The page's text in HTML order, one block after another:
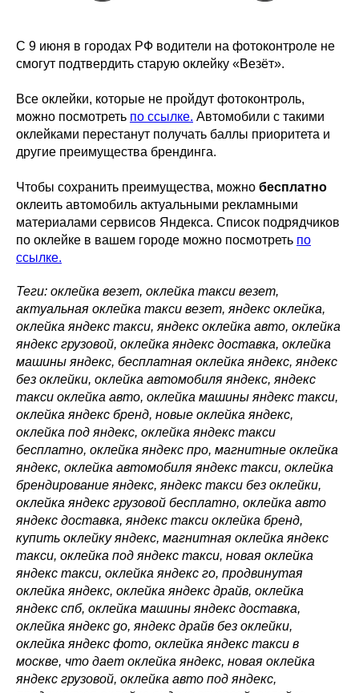
С 9 июня в городах РФ водители на фотоконтроле не
смогут подтвердить старую оклейку «Везёт».
Все оклейки, которые не пройдут фотоконтроль,
можно посмотреть по ссылке. Автомобили с такими
оклейками перестанут получать баллы приоритета и
другие преимущества брендинга.
Чтобы сохранить преимущества, можно бесплатно
оклеить автомобиль актуальными рекламными
материалами сервисов Яндекса. Список подрядчиков
по оклейке в вашем городе можно посмотреть по
ссылке.
Теги: оклейка везет, оклейка такси везет,
актуальная оклейка такси везет, яндекс оклейка,
оклейка яндекс такси, яндекс оклейка авто, оклейка
яндекс грузовой, оклейка яндекс доставка, оклейка
машины яндекс, бесплатная оклейка яндекс, яндекс
без оклейки, оклейка автомобиля яндекс, яндекс
такси оклейка авто, оклейка машины яндекс такси,
оклейка яндекс бренд, новые оклейка яндекс,
оклейка под яндекс, оклейка яндекс такси
бесплатно, оклейка яндекс про, магнитные оклейка
яндекс, оклейка автомобиля яндекс такси, оклейка
брендирование яндекс, яндекс такси без оклейки,
оклейка яндекс грузовой бесплатно, оклейка авто
яндекс доставка, яндекс такси оклейка бренд,
купить оклейку яндекс, магнитная оклейка яндекс
такси, оклейка под яндекс такси, новая оклейка
яндекс такси, оклейка яндекс го, продвинутая
оклейка яндекс, оклейка яндекс драйв, оклейка
яндекс спб, оклейка машины яндекс доставка,
оклейка яндекс go, яндекс драйв без оклейки,
оклейка яндекс фото, оклейка яндекс такси в
москве, что дает оклейка яндекс, новая оклейка
яндекс грузовой, оклейка авто под яндекс,